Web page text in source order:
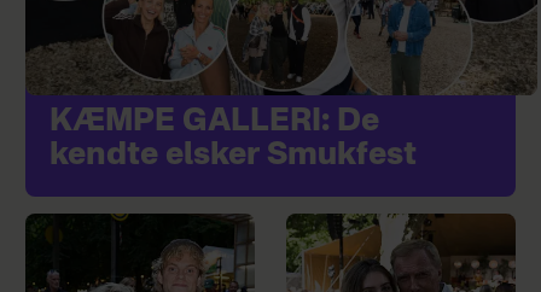
KÆMPE GALLERI: De
kendte elsker Smukfest